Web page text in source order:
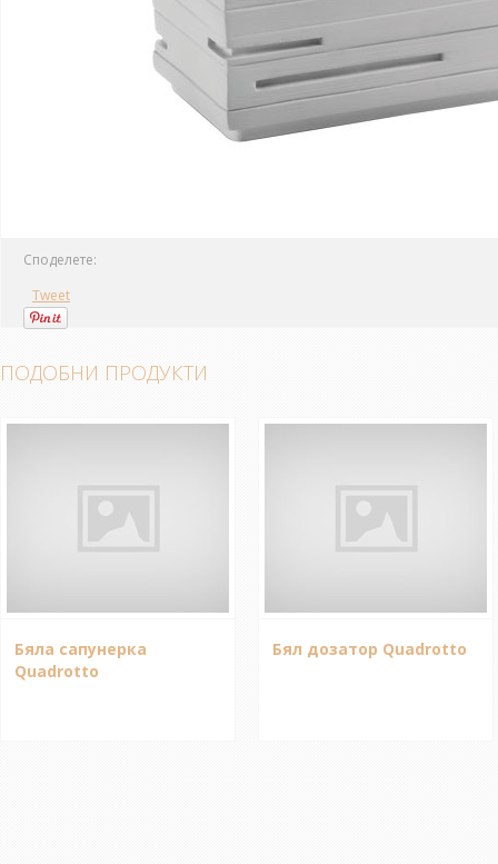
Споделете:
Tweet
ПОДОБНИ ПРОДУКТИ
Бяла сапунерка
Quadrotto
Бял дозатор Quadrotto